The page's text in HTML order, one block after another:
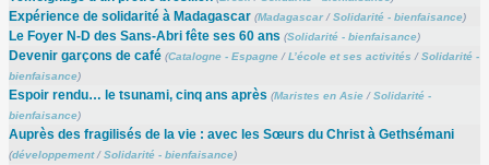
Expérience de solidarité à Madagascar (Madagascar/Solidarité - bienfaisance)
Le Foyer N-D des Sans-Abri fête ses 60 ans (Solidarité - bienfaisance)
Devenir garçons de café (Catalogne - Espagne/L’école et ses activités /Solidarité -
bienfaisance)
Espoir rendu… le tsunami, cinq ans après (Maristes en Asie/Solidarité -
bienfaisance)
Auprès des fragilisés de la vie : avec les Sœurs du Christ à Gethsémani
(développement/Solidarité - bienfaisance)